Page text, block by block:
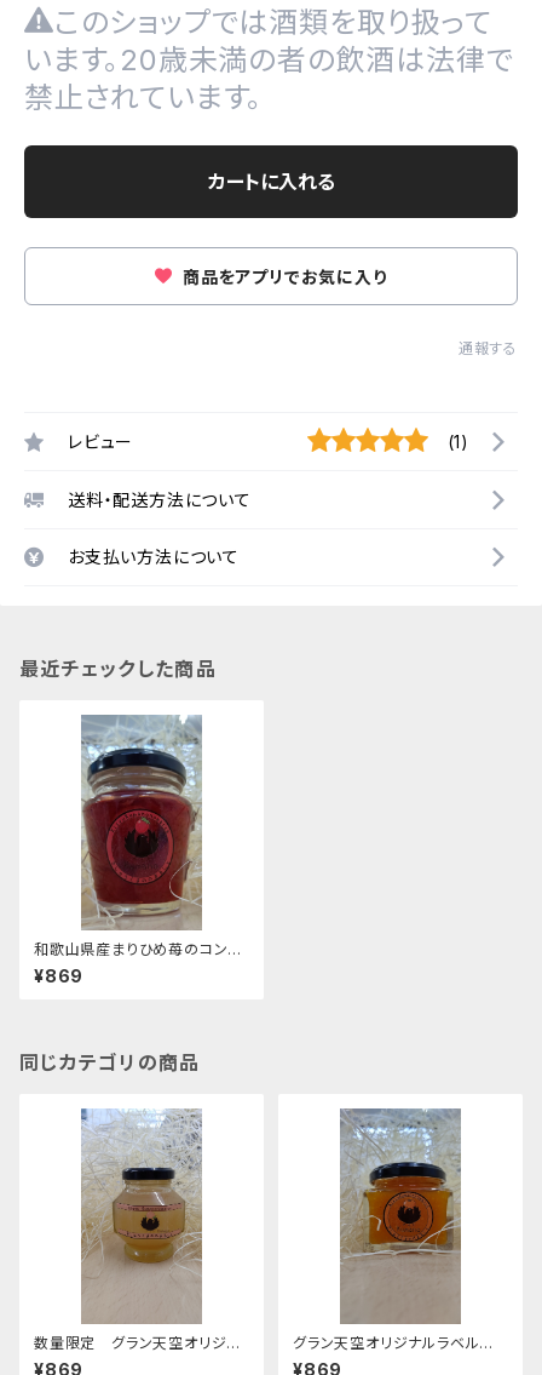
このショップでは酒類を取り扱って
います。20歳未満の者の飲酒は法律で
禁止されています。
カートに入れる
商品をアプリでお気に入り
通報する
レビュー (1)
送料・配送方法について
お支払い方法について
最近チェックした商品
和歌山県産まりひめ苺のコンフ
ィチュール
¥869
同じカテゴリの商品
数量限定 グラン天空オリジナ
ルラベル 和歌山県産あらかわ
¥869
グラン天空オリジナルラベル
ゆらみかんのマーマレードジャ
¥869